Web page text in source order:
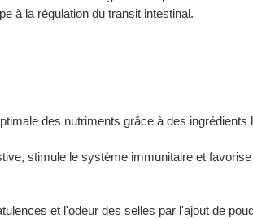
à la régulation du transit intestinal.
des nutriments grâce à des ingrédients
stimule le système immunitaire et
et l'odeur des selles par l'ajout de